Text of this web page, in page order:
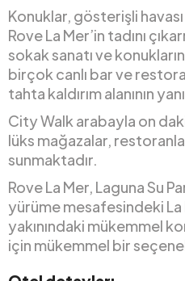
Konuklar, gösterişli
Rove La Mer’in tadını
sokak sanatı ve
birçok canlı bar ve
tahta kaldırım alanının
City Walk arabayla on
lüks mağazalar,
sunmaktadır.
Rove La Mer, Laguna Su
yürüme mesafesindeki
yakınındaki mükemmel
için mükemmel bir